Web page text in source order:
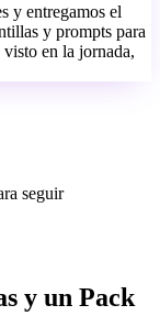
y entregamos el
y prompts para
en la jornada,
seguir
y un Pack